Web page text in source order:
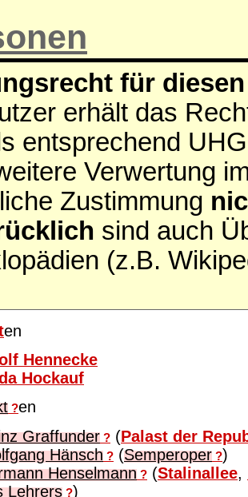
für
erhält das
entsprechend
Verwertung
Zustimmung
sind auch
(z.B.
en
Hennecke
Hockauf
?en
Graffunder ? (Palast der
Hänsch ? (Semperoper ?)
Henselmann ? (Stalinallee,
Lehrers ?)